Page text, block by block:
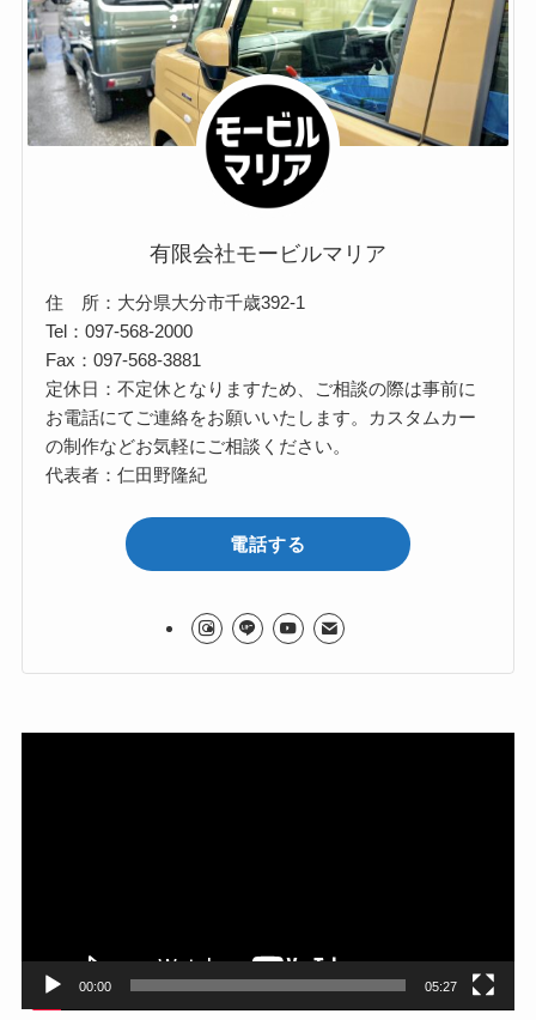
有限会社モービルマリア
住 所：大分県大分市千歳392-1
Tel：097-568-2000
Fax：097-568-3881
定休日：不定休となりますため、ご相談の際は事前に
お電話にてご連絡をお願いいたします。カスタムカー
の制作などお気軽にご相談ください。
代表者：仁田野隆紀
電話する
00:00 05:27